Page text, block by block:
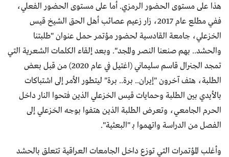
هذا على مستوى الحضور الرمزي. أما على مستوى الحضور الفعلي،
ففي مطلع عام 2017، زار زعيم عصائب أهل الحق الشيخ قيس
الخزعلي، جامعة القادسية لحضور مؤتمر حمل عنوان "طلبتنا
والحشد.. بهم صنعنا النصر والمجد". وبعد إلقاء الكلمات الشعرية التي
تمجد الجنرال قاسم سليماني (اغتيل في عام 2020) من قبل بعض
الطلبة، هتف آخرون "إيران.. برة.. برة" ليتطور الأمر إلى اشتباكات
بالأيدي بين الطلبة وحمايات قيس الخزعلي الذين فتحوا النار داخل
الحرم الجامعي، وتعرض الطلبة الذين هتفوا بوجه الخزعلي إلى
الفصل من الدراسة واتهموا بـ "البعثية".
وأغلب المؤتمرات التي توزع داخل الجامعات العراقية تتعلق بالحشد